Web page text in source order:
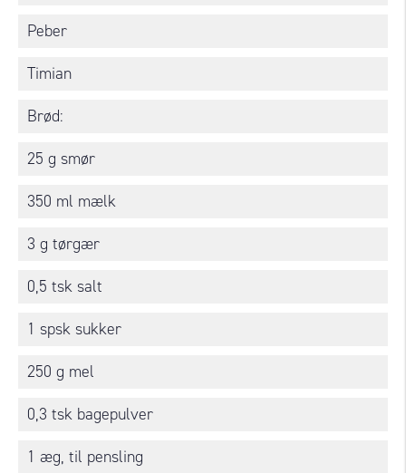
Peber
Timian
Brød:
25 g smør
350 ml mælk
3 g tørgær
0,5 tsk salt
1 spsk sukker
250 g mel
0,3 tsk bagepulver
1 æg, til pensling